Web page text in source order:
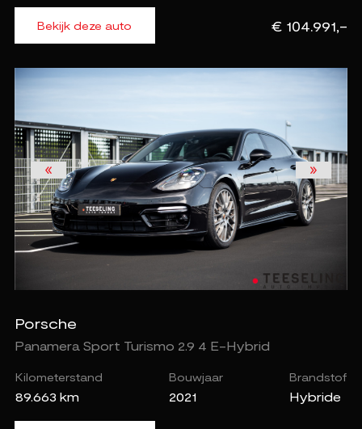
€ 104.991,-
Bekijk deze auto
Porsche
Panamera Sport Turismo 2.9 4 E-Hybrid
Kilometerstand
89.663 km
Bouwjaar
2021
Brandstof
Hybride